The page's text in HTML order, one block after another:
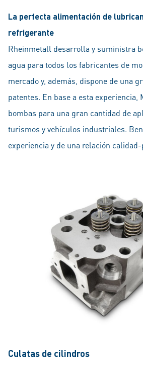
La perfecta alimentación de
refrigerante
Rheinmetall desarrolla y suministra
agua para todos los fabricantes de
mercado y, además, dispone de una
patentes. En base a esta experiencia,
bombas para una gran cantidad de
turismos y vehículos industriales.
experiencia y de una relación
Culatas de cilindros